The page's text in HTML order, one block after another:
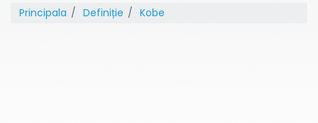
Principala Definiție Kobe